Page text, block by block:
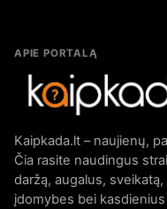
APIE PORTALĄ
Kaipkada.lt – naujienų,
Čia rasite naudingus
daržą, augalus,
įdomybes bei